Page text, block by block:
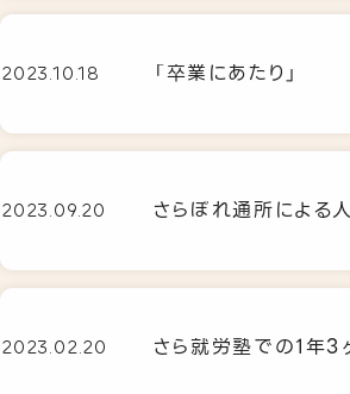
2023.10.18 「卒業にあたり」
2023.09.20 さらぽれ通所による
2023.02.20 さら就労塾での1年3